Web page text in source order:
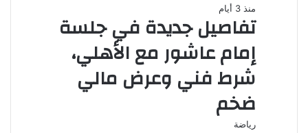
منذ 3 أيام
تفاصيل جديدة في جلسة
إمام عاشور مع الأهلي،
شرط فني وعرض مالي
ضخم
رياضة